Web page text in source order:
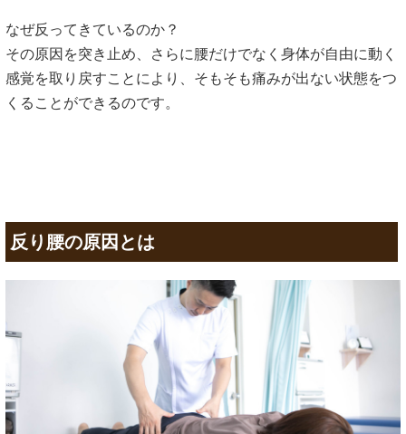
なぜ反ってきているのか？
その原因を突き止め、さらに腰だけでなく身体が自由に動く
感覚を取り戻すことにより、そもそも痛みが出ない状態をつ
くることができるのです。
反り腰の原因とは